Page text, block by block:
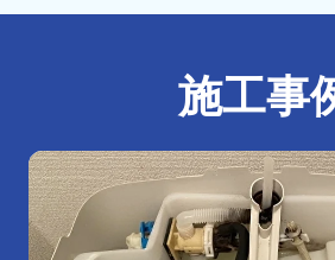
施工事